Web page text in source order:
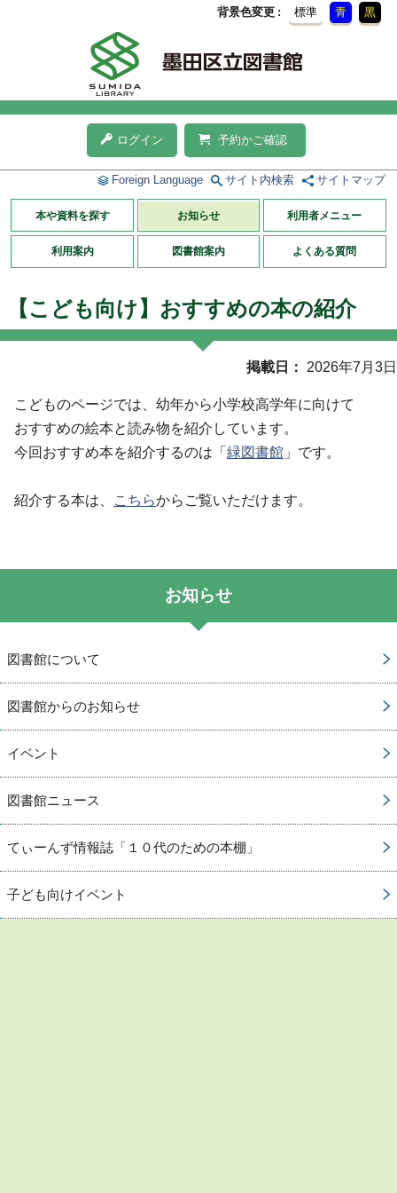
背景色変更 標準 青 黒
ログイン 予約かご確認
Foreign Language サイト内検索 サイトマップ
本や資料を探す お知らせ 利用者メニュー
利用案内 図書館案内 よくある質問
【こども向け】おすすめの本の紹介
掲載日 2026年7月3日
こどものページでは、幼年から小学校高学年に向けて
おすすめの絵本と読み物を紹介しています。
今回おすすめ本を紹介するのは「 緑図書館 」です。
紹介する本は、 こちらからご覧いただけます。
お知らせ
図書館について
図書館からのお知らせ
イベント
図書館ニュース
てぃーんず情報誌「１０代のための本棚」
子ども向けイベント